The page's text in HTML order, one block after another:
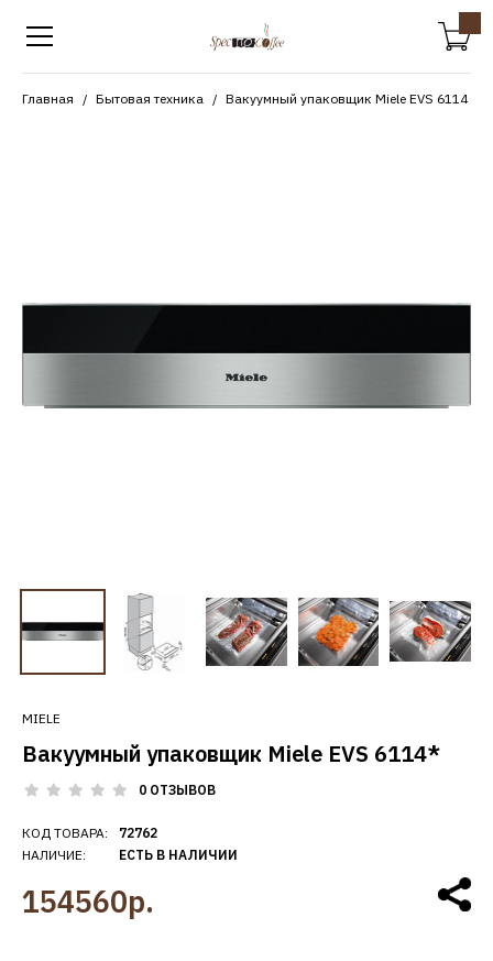
Главная Бытовая техника Вакуумный упаковщик Miele EVS 6114
MIELE
Вакуумный упаковщик Miele EVS 6114*
0 ОТЗЫВОВ
КОД ТОВАРА:
НАЛИЧИЕ:
72762
ЕСТЬ В НАЛИЧИИ
154560р.